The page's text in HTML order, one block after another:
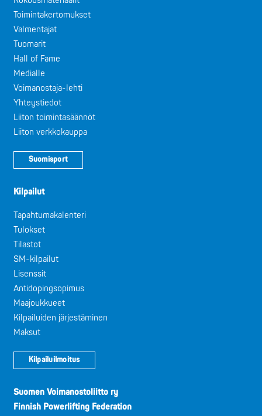
Toimintakertomukset
Valmentajat
Tuomarit
Hall of Fame
Medialle
Voimanostaja-lehti
Yhteystiedot
Liiton toimintasäännöt
Liiton verkkokauppa
Suomisport
Kilpailut
Tapahtumakalenteri
Tulokset
Tilastot
SM-kilpailut
Lisenssit
Antidopingsopimus
Maajoukkueet
Kilpailuiden järjestäminen
Maksut
Kilpailuilmoitus
Suomen Voimanostoliitto ry
Finnish Powerlifting Federation